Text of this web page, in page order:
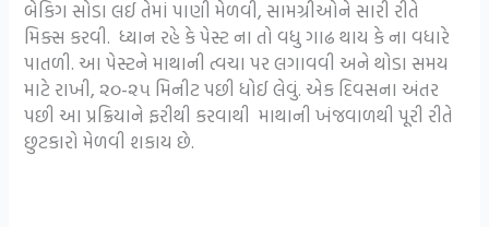
બેકિંગ સોડા લઈ તેમાં પાણી મેળવી, સામગ્રીઓને સારી રીતે
મિક્સ કરવી. ધ્યાન રહે કે પેસ્ટ ના તો વધુ ગાઢ થાય કે ના વધારે
પાતળી. આ પેસ્ટને માથાની ત્વચા પર લગાવવી અને થોડા સમય
માટે રાખી, ૨૦-૨૫ મિનીટ પછી ધોઈ લેવું. એક દિવસના અંતર
પછી આ પ્રક્રિયાને ફરીથી કરવાથી માથાની ખંજવાળથી પૂરી રીતે
છુટકારો મેળવી શકાય છે.